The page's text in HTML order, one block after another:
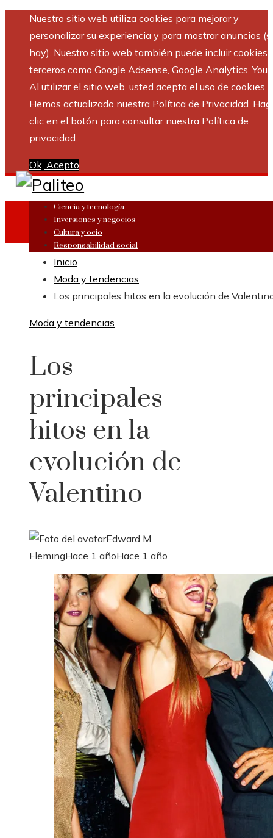
Nuestro sitio web utiliza cookies para mejorar y
personalizar su experiencia y para mostrar anuncios
hay). Nuestro sitio web también puede incluir cookies
terceros como Google Adsense, Google Analytics,
Al utilizar el sitio web, usted acepta el uso de cookies.
Hemos actualizado nuestra Política de Privacidad.
clic en el botón para consultar nuestra Política de
privacidad.
Ok, Acepto
Ciencia y tecnología
Inversiones y negocios
Cultura y ocio
Responsabilidad social
Inicio
Moda y tendencias
Los principales hitos en la evolución de
Moda y tendencias
Los
principales
hitos en la
evolución de
Valentino
Edward M.
FlemingHace 1 añoHace 1 año